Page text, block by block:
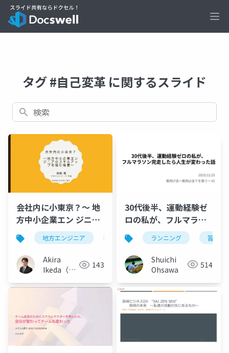
タグ #自己変革 に関するスライド
検索
会社内に小東京？〜 地
方中小企業エン ジニア
のスキルアッ プを阻む
格差〜
地方エンジニア スキルアップ格差 情報インフラ
Akira
Ikeda（ク
ーツ）
143
30代後半、運動経験ゼ
ロの私が、フルマラソ
ン完走したら人生が変
わった話
ランニング 習慣
Shuichi
Ohsawa
514